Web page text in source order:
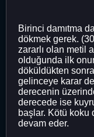
Birinci damıtma
dökmek gerek.
zararlı olan metil
olduğunda ilk
döküldükten
gelinceye karar
derecenin
derecede ise
başlar. Kötü koku
devam eder.